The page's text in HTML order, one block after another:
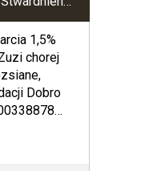
1,5%
chorej
Dobro